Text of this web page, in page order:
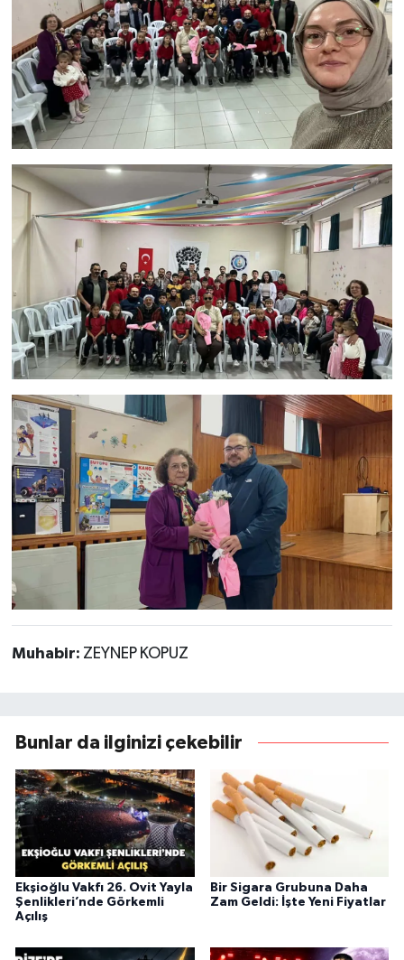
Muhabir: ZEYNEP KOPUZ
Bunlar da ilginizi çekebilir
Ekşioğlu Vakfı 26. Ovit Yayla
Şenlikleri’nde Görkemli
Açılış
Bir Sigara Grubuna Daha
Zam Geldi: İşte Yeni Fiyatlar